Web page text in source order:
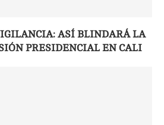
ASÍ BLINDARÁ LA
PRESIDENCIAL EN CALI